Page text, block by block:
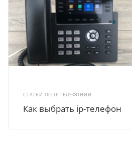
СТАТЬИ ПО IP ТЕЛЕФОНИИ
Как выбрать ip-телефон